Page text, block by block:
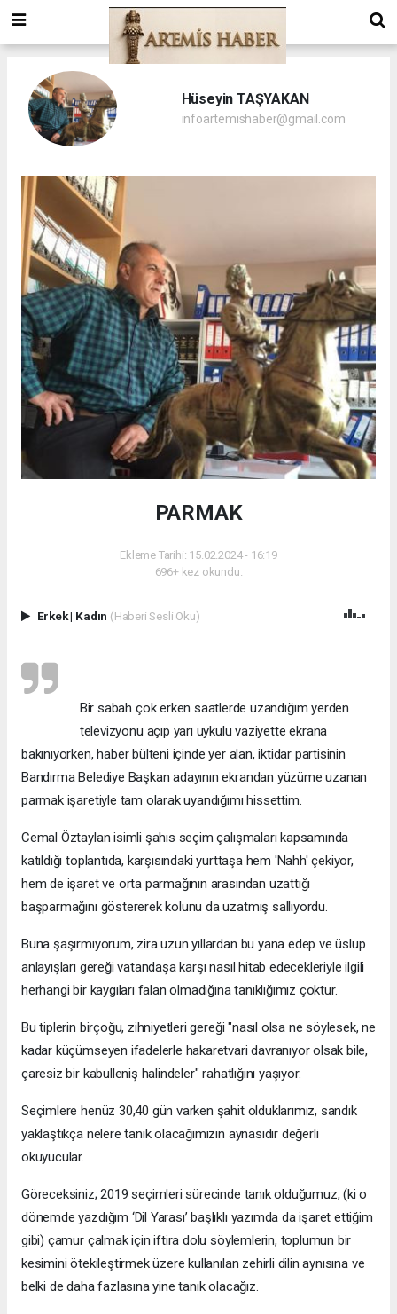
Hüseyin TAŞYAKAN
infoartemishaber@gmail.com
PARMAK
Ekleme Tarihi: 15.02.2024 - 16:19
696+ kez okundu.
Erkek| Kadın (Haberi Sesli Oku)
Bir sabah çok erken saatlerde uzandığım yerden
televizyonu açıp yarı uykulu vaziyette ekrana
bakınıyorken, haber bülteni içinde yer alan, iktidar partisinin
Bandırma Belediye Başkan adayının ekrandan yüzüme uzanan
parmak işaretiyle tam olarak uyandığımı hissettim.
Cemal Öztaylan isimli şahıs seçim çalışmaları kapsamında
katıldığı toplantıda, karşısındaki yurttaşa hem 'Nahh' çekiyor,
hem de işaret ve orta parmağının arasından uzattığı
başparmağını göstererek kolunu da uzatmış sallıyordu.
Buna şaşırmıyorum, zira uzun yıllardan bu yana edep ve üslup
anlayışları gereği vatandaşa karşı nasıl hitab edecekleriyle ilgili
herhangi bir kaygıları falan olmadığına tanıklığımız çoktur.
Bu tiplerin birçoğu, zihniyetleri gereği "nasıl olsa ne söylesek, ne
kadar küçümseyen ifadelerle hakaretvari davranıyor olsak bile,
çaresiz bir kabulleniş halindeler" rahatlığını yaşıyor.
Seçimlere henüz 30,40 gün varken şahit olduklarımız, sandık
yaklaştıkça nelere tanık olacağımızın aynasıdır değerli
okuyucular.
Göreceksiniz; 2019 seçimleri sürecinde tanık olduğumuz, (ki o
dönemde yazdığım ‘Dil Yarası’ başlıklı yazımda da işaret ettiğim
gibi) çamur çalmak için iftira dolu söylemlerin, toplumun bir
kesimini ötekileştirmek üzere kullanılan zehirli dilin aynısına ve
belki de daha fazlasına yine tanık olacağız.